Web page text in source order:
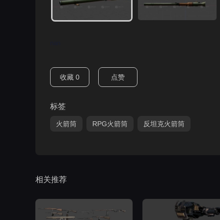
收藏 0 点赞
标签
火箭筒 RPG火箭筒 反坦克火箭筒
相关推荐